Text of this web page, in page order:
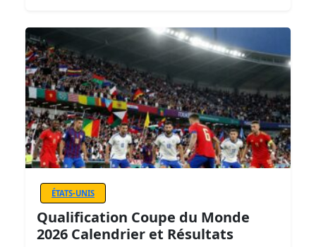
ÉTATS-UNIS
Qualification Coupe du Monde
2026 Calendrier et Résultats